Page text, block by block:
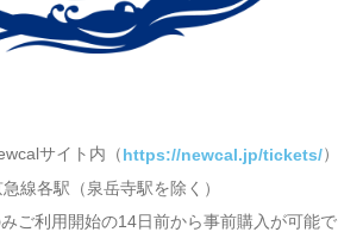
サイト内（https://newcal.jp/tickets/）
各駅（泉岳寺駅を除く）
ご利用開始の14日前から事前購入が可能で